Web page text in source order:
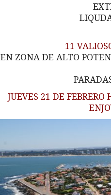
11
EN ZONA DE ALTO
JUEVES 21 DE